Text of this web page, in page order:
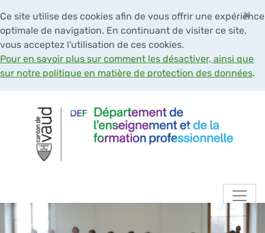
Ce site utilise des cookies afin de vous offrir une expérience
optimale de navigation. En continuant de visiter ce site,
vous acceptez l'utilisation de ces cookies.
Pour en savoir plus sur comment les désactiver, ainsi que
sur notre politique en matière de protection des données.
×